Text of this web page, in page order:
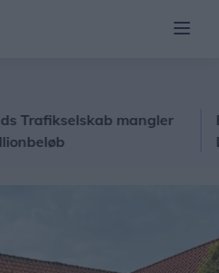
mangler
Det